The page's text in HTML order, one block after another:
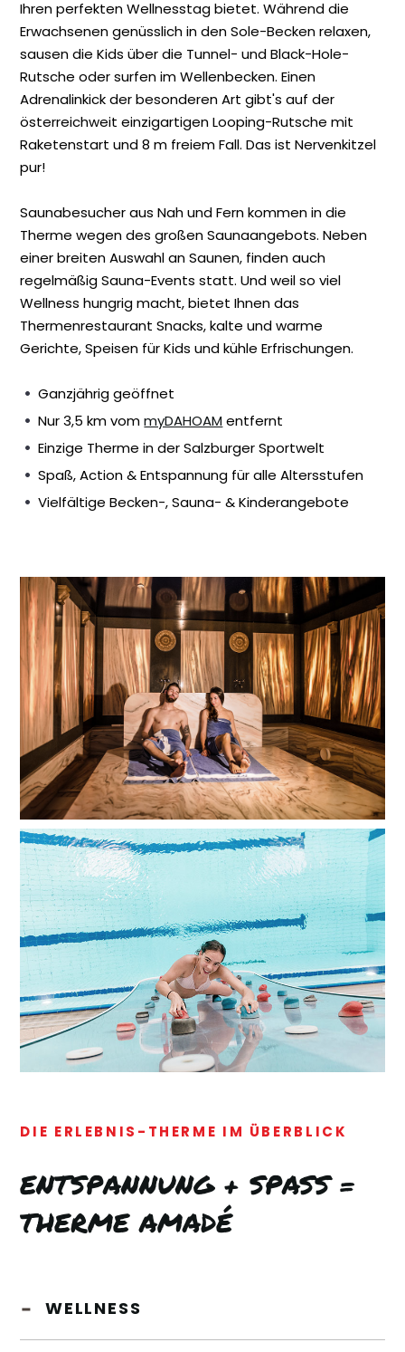
Ihren perfekten Wellnesstagbietet. Während die
Erwachsenen genüsslich in den Sole-Becken relaxen,
sausen die Kids über die Tunnel- und Black-Hole-
Rutsche oder surfen im Wellenbecken. Einen
Adrenalinkick der besonderen Art gibt's auf der
österreichweit einzigartigenLooping-Rutsche mit
Raketenstart und 8 m freiem Fall. Das ist Nervenkitzel
pur!
Saunabesucher aus Nah und Fern kommen in die
Therme wegen desgroßen Saunaangebots. Neben
einer breiten Auswahl an Saunen, finden auch
regelmäßig Sauna-Events statt. Und weil so viel
Wellness hungrig macht, bietet Ihnen das
Thermenrestaurant Snacks, kalte und warme
Gerichte, Speisen für Kids und kühle Erfrischungen.
Ganzjährig geöffnet
Nur 3,5 km vommyDAHOAM entfernt
Einzige Therme in der Salzburger Sportwelt
Spaß, Action & Entspannung für alle Altersstufen
Vielfältige Becken-, Sauna- & Kinderangebote
DIE ERLEBNIS-THERME IM ÜBERBLICK
ENTSPANNUNG + SPASS = T
HERME AMADÉ
WELLNESS